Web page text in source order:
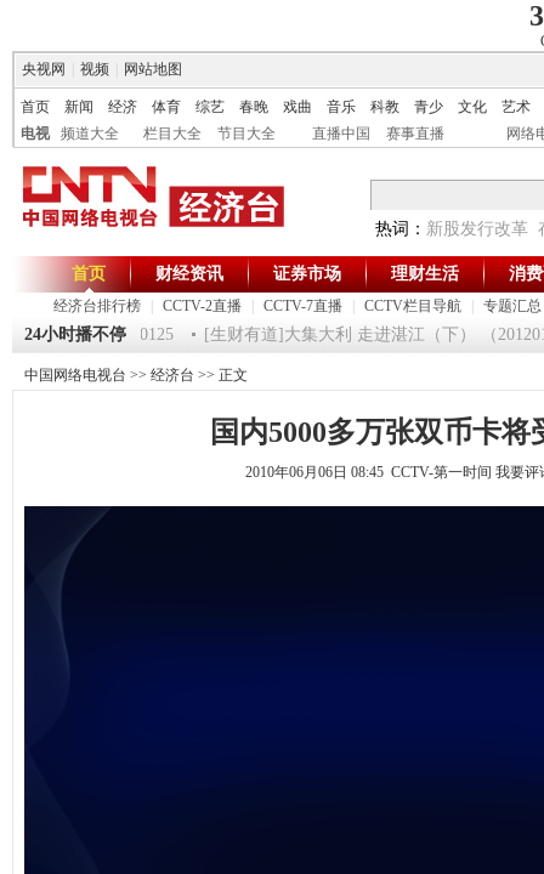
央视网
视频 网站地图
首页 新闻 经济 体育 综艺 春晚 戏曲 音乐 科教 青少 文化
艺术
电视
频道大全 栏目大全 节目大全 直播中国 赛事直播 网络
热词： 新股发行改革
首页
经济台排行榜 CCTV-2直播 CCTV-7直播 CCTV栏目导航 专题汇总
财经资讯 证券市场 理财生活 消
24小时播不停
第一时间》 20120125 [生财有道]大集大利 走进湛江（下） （
中国网络电视台 >> 经济台 >> 正文
国内5000多万张双币卡将
2010年06月06日 08:45 CCTV-第一时间 我要评